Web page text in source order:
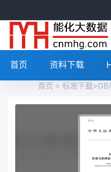
首页 资料下载
首页 > 标准下载>GB/T